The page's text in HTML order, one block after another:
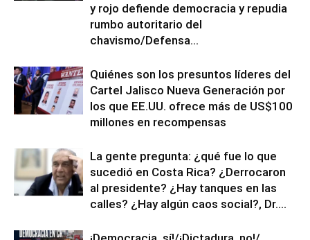
y rojo defiende democracia y repudia
rumbo autoritario del
chavismo/Defensa...
Quiénes son los presuntos líderes del
Cartel Jalisco Nueva Generación por
los que EE.UU. ofrece más de US$100
millones en recompensas
La gente pregunta: ¿qué fue lo que
sucedió en Costa Rica? ¿Derrocaron
al presidente? ¿Hay tanques en las
calles? ¿Hay algún caos social?, Dr....